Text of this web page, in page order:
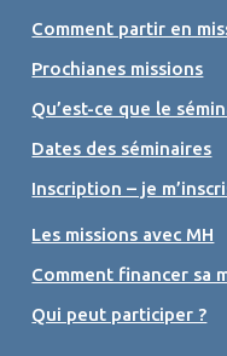
Comment partir en
Prochianes missions
Qu’est-ce que le
Dates des séminaires
Inscription – je
Les missions avec MH
Comment financer sa
Qui peut participer ?